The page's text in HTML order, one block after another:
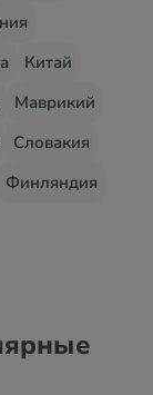
Китай
Маврикий
Словакия
Финляндия